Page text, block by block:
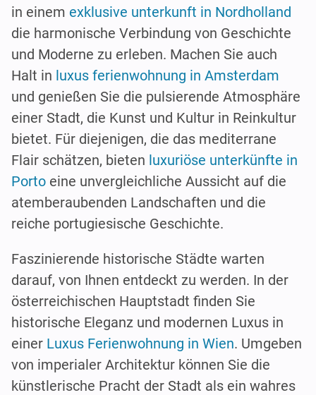
in einem exklusive unterkunft in Nordholland
die harmonische Verbindung von Geschichte
und Moderne zu erleben. Machen Sie auch
Halt in luxus ferienwohnung in Amsterdam
und genießen Sie die pulsierende Atmosphäre
einer Stadt, die Kunst und Kultur in Reinkultur
bietet. Für diejenigen, die das mediterrane
Flair schätzen, bieten luxuriöse unterkünfte in
Porto eine unvergleichliche Aussicht auf die
atemberaubenden Landschaften und die
reiche portugiesische Geschichte.
Faszinierende historische Städte warten
darauf, von Ihnen entdeckt zu werden. In der
österreichischen Hauptstadt finden Sie
historische Eleganz und modernen Luxus in
einer Luxus Ferienwohnung in Wien. Umgeben
von imperialer Architektur können Sie die
künstlerische Pracht der Stadt als ein wahres